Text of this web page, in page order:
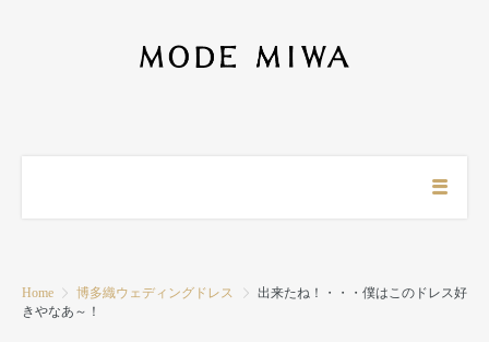
Home 博多織ウェディングドレス
出来たね！・・・僕はこのドレス好
きやなあ～！